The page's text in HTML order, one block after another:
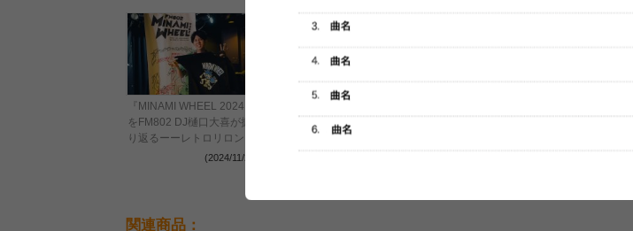
『MINAMI WHEEL 2024』
をFM802 DJ樋口大喜が振
り返るーーレトロリロン、
ブランデー戦記、Chevon
(2024/11/21)
をFM802 DJ 田中麻希が振
り返るーーカネヨリマサ
ル、Re:name、muque、
目編】
【初日編】
関連商品：